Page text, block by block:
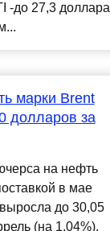
-до 27,3 доллара
марки Brent
долларов за
на нефть
в мае
до 30,05
(на 1,04%),